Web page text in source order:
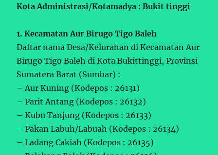
Kota Administrasi/Kotamadya : Bukit tinggi
1. Kecamatan Aur Birugo Tigo Baleh
Daftar nama Desa/Kelurahan di Kecamatan Aur
Birugo Tigo Baleh di Kota Bukittinggi, Provinsi
Sumatera Barat (Sumbar) :
– Aur Kuning (Kodepos : 26131)
– Parit Antang (Kodepos : 26132)
– Kubu Tanjung (Kodepos : 26133)
– Pakan Labuh/Labuah (Kodepos : 26134)
– Ladang Cakiah (Kodepos : 26135)